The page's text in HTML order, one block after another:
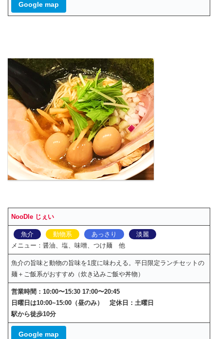
Google map
NooDle じぇい
魚介 動物系 あっさり
淡麗
メニュー：醤油、塩、味噌、つけ麺 他
魚介の旨味と動物の旨味を1度に味わえる。平日限定ランチセットの
麺＋ご飯系がおすすめ（炊き込みご飯や丼物）
営業時間：10:00〜15:30 17:00〜20:45
日曜日は10:00~15:00（昼のみ） 定休日：土曜日
駅から徒歩10分
Google map